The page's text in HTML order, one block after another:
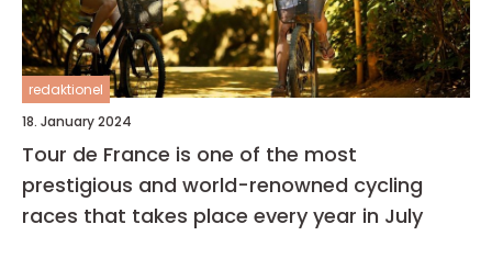
redaktionel
18. January 2024
Tour de France is one of the most
prestigious and world-renowned cycling
races that takes place every year in July